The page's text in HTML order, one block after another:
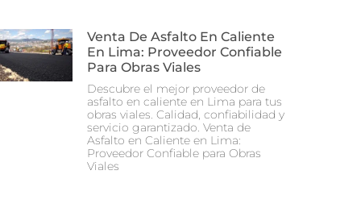
Venta De Asfalto En Caliente
En Lima: Proveedor Confiable
Para Obras Viales
Descubre el mejor proveedor de
asfalto en caliente en Lima para tus
obras viales. Calidad, confiabilidad y
servicio garantizado. Venta de
Asfalto en Caliente en Lima:
Proveedor Confiable para Obras
Viales